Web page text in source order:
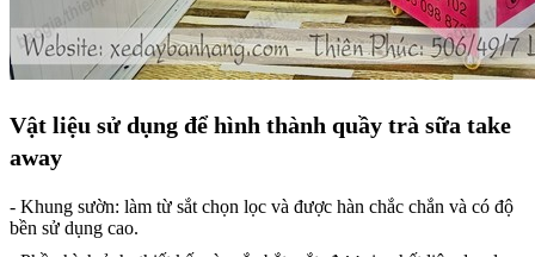
Vật liệu sử dụng để hình thành quầy trà sữa take
away
- Khung sườn: làm từ sắt chọn lọc và được hàn chắc chắn và có độ
bền sử dụng cao.